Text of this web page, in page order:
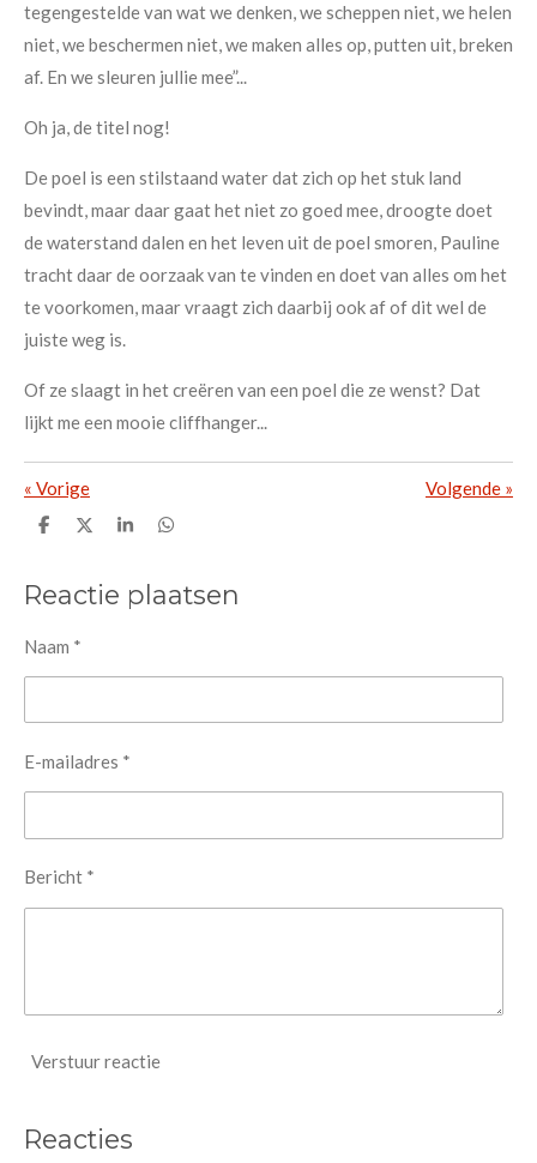
tegengestelde van wat we denken, we scheppen niet, we helen
niet, we beschermen niet, we maken alles op, putten uit, breken
af. En we sleuren jullie mee”...
Oh ja, de titel nog!
De poel is een stilstaand water dat zich op het stuk land
bevindt, maar daar gaat het niet zo goed mee, droogte doet
de waterstand dalen en het leven uit de poel smoren, Pauline
tracht daar de oorzaak van te vinden en doet van alles om het
te voorkomen, maar vraagt zich daarbij ook af of dit wel de
juiste weg is.
Of ze slaagt in het creëren van een poel die ze wenst? Dat
lijkt me een mooie cliffhanger...
« Vorige Volgende »
D
n
D
S
e
D
n
Reactie plaatsen
Naam *
E-mailadres *
Bericht *
Verstuur reactie
Reacties